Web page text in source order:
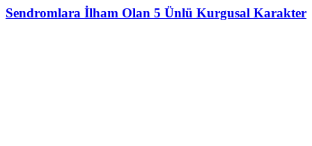
Sendromlara İlham Olan 5 Ünlü Kurgusal Karakter